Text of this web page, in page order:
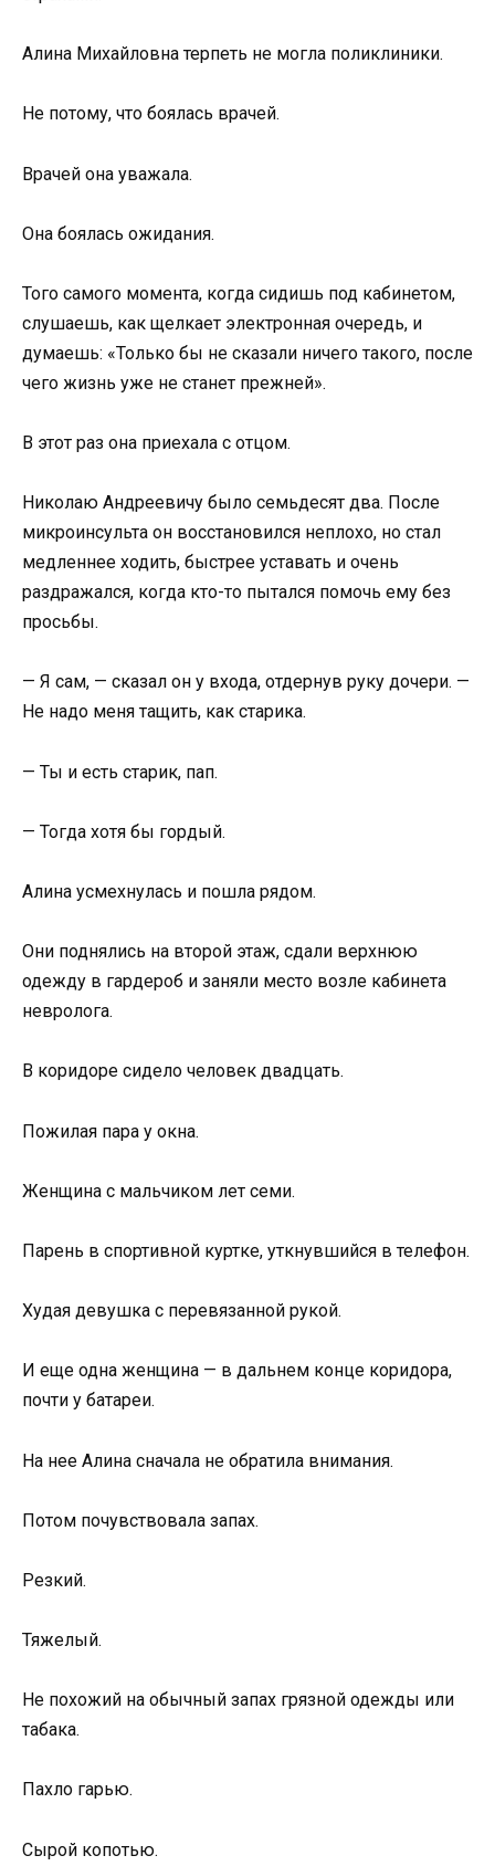
Алина Михайловна терпеть не могла поликлиники.
Не потому, что боялась врачей.
Врачей она уважала.
Она боялась ожидания.
Того самого момента, когда сидишь под кабинетом,
слушаешь, как щелкает электронная очередь, и
думаешь: «Только бы не сказали ничего такого, после
чего жизнь уже не станет прежней».
В этот раз она приехала с отцом.
Николаю Андреевичу было семьдесят два. После
микроинсульта он восстановился неплохо, но стал
медленнее ходить, быстрее уставать и очень
раздражался, когда кто-то пытался помочь ему без
просьбы.
— Я сам, — сказал он у входа, отдернув руку дочери. —
Не надо меня тащить, как старика.
— Ты и есть старик, пап.
— Тогда хотя бы гордый.
Алина усмехнулась и пошла рядом.
Они поднялись на второй этаж, сдали верхнюю
одежду в гардероб и заняли место возле кабинета
невролога.
В коридоре сидело человек двадцать.
Пожилая пара у окна.
Женщина с мальчиком лет семи.
Парень в спортивной куртке, уткнувшийся в телефон.
Худая девушка с перевязанной рукой.
И еще одна женщина — в дальнем конце коридора,
почти у батареи.
На нее Алина сначала не обратила внимания.
Потом почувствовала запах.
Резкий.
Тяжелый.
Не похожий на обычный запах грязной одежды или
табака.
Пахло гарью.
Сырой копотью.